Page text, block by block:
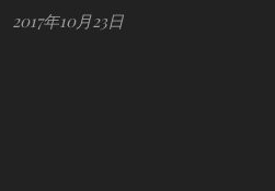
2017年10月23日